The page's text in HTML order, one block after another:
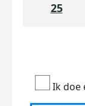
25
Ik doe